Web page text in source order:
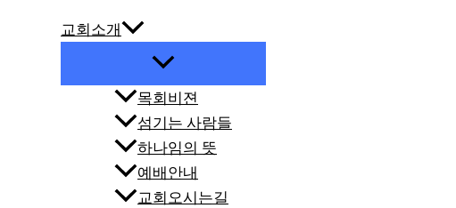
교회소개
목회비젼
섬기는 사람들
하나임의 뜻
예배안내
교회오시는길